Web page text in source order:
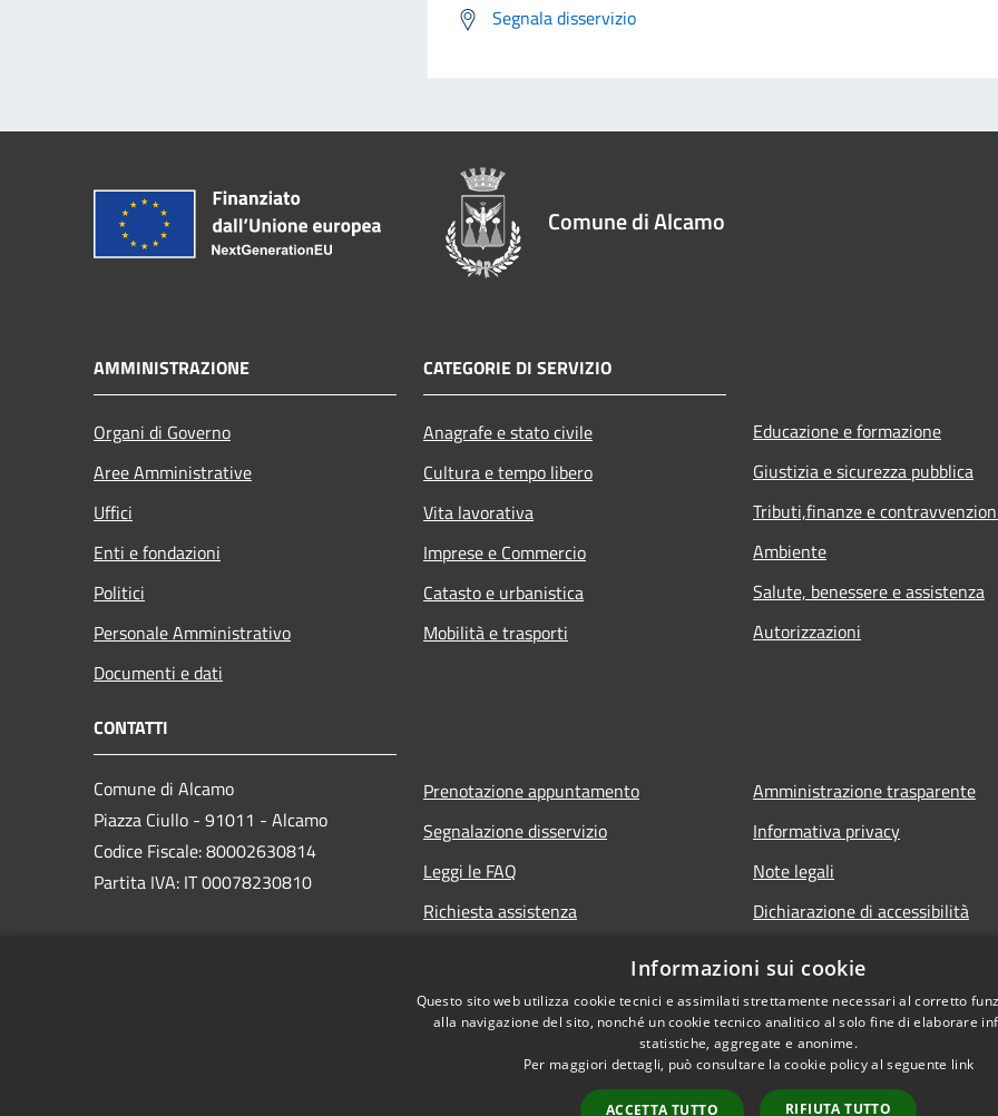
Segnala disservizio
Comune di Alcamo
AMMINISTRAZIONE
Organi di Governo
Aree Amministrative
Uffici
Enti e fondazioni
Politici
Personale Amministrativo
Documenti e dati
CATEGORIE DI SERVIZIO
Anagrafe e stato civile
Cultura e tempo libero
Vita lavorativa
Imprese e Commercio
Catasto e urbanistica
Mobilità e trasporti
Educazione e formazione
Giustizia e sicurezza pubblica
Tributi,finanze e
Ambiente
Salute, benessere e assistenza
Autorizzazioni
CONTATTI
Comune di Alcamo
Piazza Ciullo - 91011 - Alcamo
Codice Fiscale: 80002630814
Partita IVA: IT 00078230810
Prenotazione appuntamento
Segnalazione disservizio
Leggi le FAQ
Richiesta assistenza
Amministrazione trasparente
Informativa privacy
Note legali
Dichiarazione di accessibilità
Informazioni sui cookie
Questo sito web utilizza cookie tecnici e assimilati strettamente necessari al corretto
alla navigazione del sito, nonché un cookie tecnico analitico al solo fine di elaborare
statistiche, aggregate e anonime.
Per maggiori dettagli, può consultare la cookie policy al seguente link
ACCETTA TUTTO RIFIUTA TUTTO